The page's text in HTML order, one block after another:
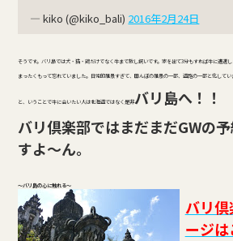
— kiko (@kiko_bali) 2016年2月24日
そうです。バリ島では犬・猫・鶏だけでなく牛まで放し飼いです。家を出て3分もすれば牛に遭遇し
まったくもって忘れていました。日常的風景すぎて、田んぼの風景の一部、道路の一部と化してい
と、いうことで牛に会いたい人は北海道ではなく是非バリ島へ！！
バリ倶楽部ではまだまだGWの
すよ～ん。
～バリ島の心に触れる～
バリ
ージ